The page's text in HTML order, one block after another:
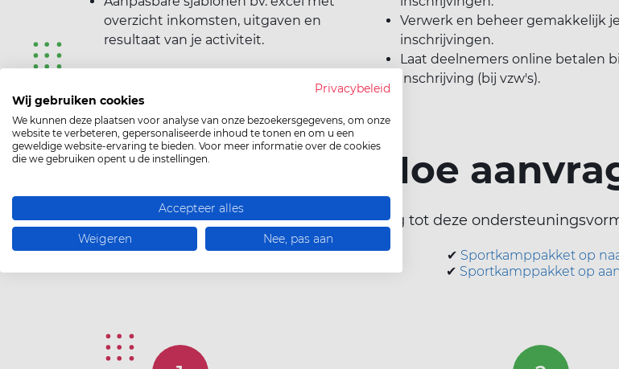
overzicht inkomsten, uitgaven en
resultaat van je activiteit.
Verwerk en beheer gemakkelijk je
inschrijvingen.
Laat deelnemers online betalen
inschrijving (bij vzw's).
Hoe
Je krijgt toegang tot deze
✔ Sportkamppakket op
✔ Sportkamppakket op
Privacybeleid
Wij gebruiken cookies
We kunnen deze plaatsen voor analyse van onze bezoekersgegevens, om onze
website te verbeteren, gepersonaliseerde inhoud te tonen en om u een
geweldige website-ervaring te bieden. Voor meer informatie over de cookies
die we gebruiken opent u de instellingen.
Accepteer alles
Weigeren Nee, pas aan